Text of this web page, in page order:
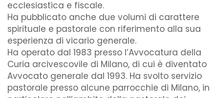
ecclesiastica e fiscale.
Ha pubblicato anche due volumi di carattere
spirituale e pastorale con riferimento alla sua
esperienza di vicario generale.
Ha operato dal 1983 presso l’Avvocatura della
Curia arcivescovile di Milano, di cui è diventato
Avvocato generale dal 1993. Ha svolto servizio
pastorale presso alcune parrocchie di Milano, in